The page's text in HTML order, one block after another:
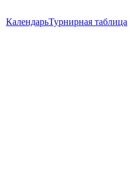
КалендарьТурнирная таблица